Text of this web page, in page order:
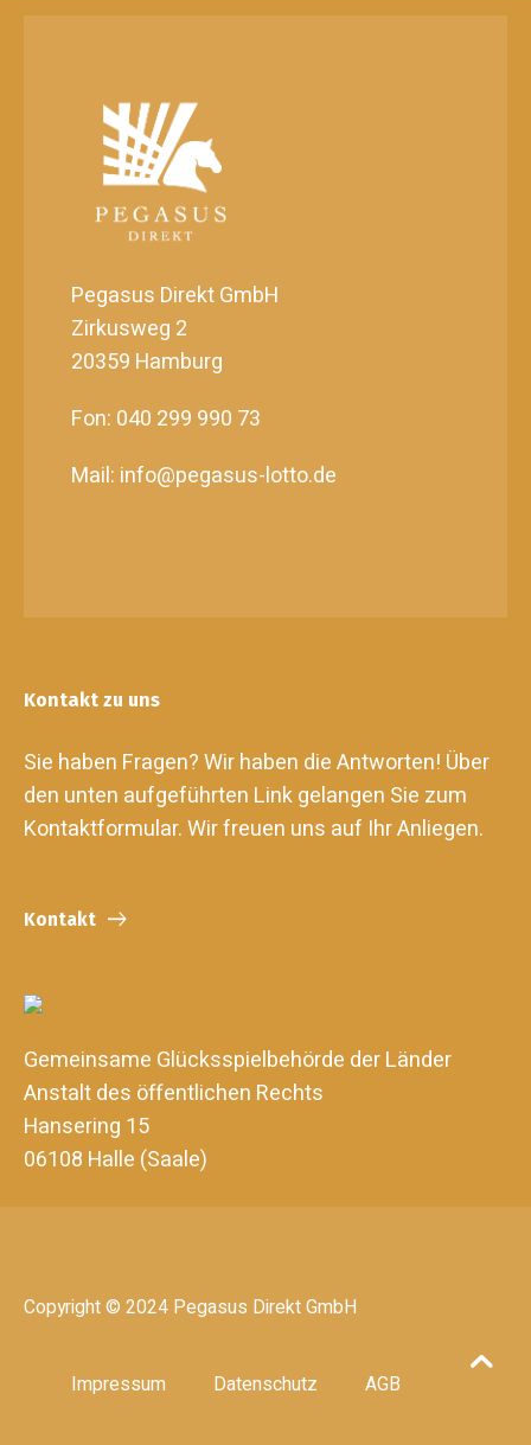
Pegasus Direkt GmbH
Zirkusweg 2
20359 Hamburg
Fon: 040 299 990 73
Mail: info@pegasus-lotto.de
Kontakt zu uns
Sie haben Fragen? Wir haben die Antworten! Über
den unten aufgeführten Link gelangen Sie zum
Kontaktformular. Wir freuen uns auf Ihr Anliegen.
Kontakt
Gemeinsame Glücksspielbehörde der Länder
Anstalt des öffentlichen Rechts
Hansering 15
06108 Halle (Saale)
Copyright © 2024 Pegasus Direkt GmbH
Impressum Datenschutz AGB